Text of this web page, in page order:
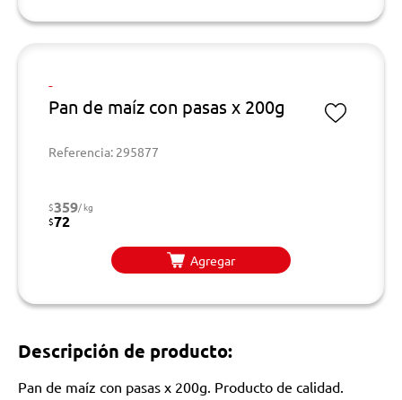
-
Pan de maíz con pasas x 200g
Referencia: 295877
$359/ kg
$72
Agregar
Descripción de producto:
Pan de maíz con pasas x 200g. Producto de calidad.